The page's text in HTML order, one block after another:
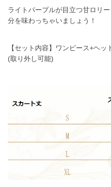
ライトパープルが目立つ甘ロリ
分を味わっちゃいましょう！
【セット内容】ワンピース+ヘ
(取り外し可能)